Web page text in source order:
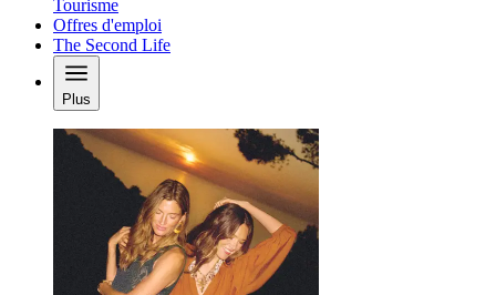
Tourisme
Offres d'emploi
The Second Life
Plus